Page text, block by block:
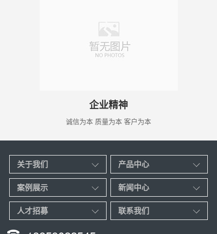
企业精神
诚信为本 质量为本 客户为本
关于我们 产品中心
案例展示 新闻中心
人才招募 联系我们